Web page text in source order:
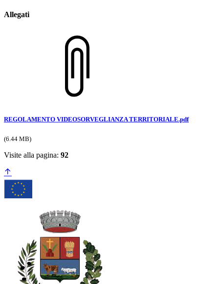
Allegati
REGOLAMENTO VIDEOSORVEGLIANZA TERRITORIALE.pdf
(6.44 MB)
Visite alla pagina: 92